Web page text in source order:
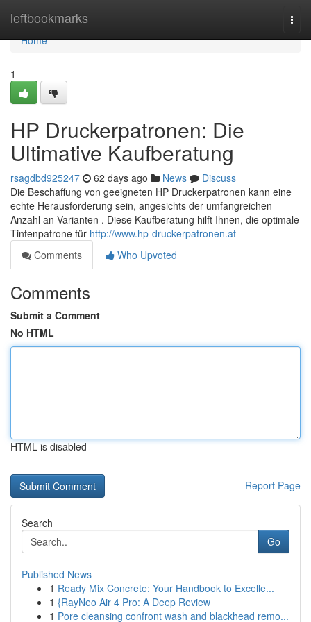
leftbookmarks
Home
Home
1
HP Druckerpatronen: Die
Ultimative Kaufberatung
rsagdbd925247 62 days ago News
Discuss
Die Beschaffung von geeigneten HP Druckerpatronen kann eine
echte Herausforderung sein, angesichts der umfangreichen
Anzahl an Varianten . Diese Kaufberatung hilft Ihnen, die optimale
Tintenpatrone für http://www.hp-druckerpatronen.at
Comments
Who Upvoted
Comments
Submit a Comment
No HTML
HTML is disabled
Report Page
Search
Go
Published News
1 Ready Mix Concrete: Your Handbook to Excelle...
1 {RayNeo Air 4 Pro: A Deep Review
1 Pore cleansing confront wash and blackhead remo...